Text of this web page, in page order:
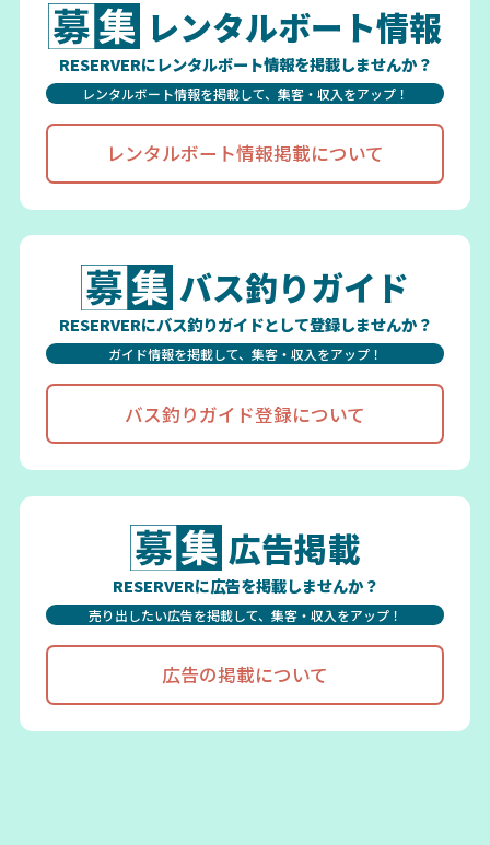
レンタルボート情報
RESERVERにレンタルボート情報を掲載しませんか？
レンタルボート情報を掲載して、集客・収入をアップ！
レンタルボート情報掲載について
バス釣りガイド
RESERVERにバス釣りガイドとして登録しませんか？
ガイド情報を掲載して、集客・収入をアップ！
バス釣りガイド登録について
広告掲載
RESERVERに広告を掲載しませんか？
売り出したい広告を掲載して、集客・収入をアップ！
広告の掲載について